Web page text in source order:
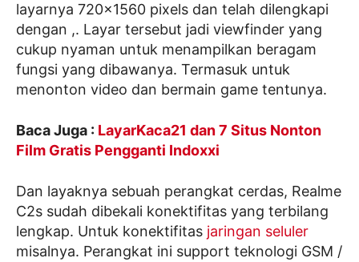
layarnya 720×1560 pixels dan telah dilengkapi
dengan ,. Layar tersebut jadi viewfinder yang
cukup nyaman untuk menampilkan beragam
fungsi yang dibawanya. Termasuk untuk
menonton video dan bermain game tentunya.
Baca Juga : LayarKaca21 dan 7 Situs Nonton
Film Gratis Pengganti Indoxxi
Dan layaknya sebuah perangkat cerdas, Realme
C2s sudah dibekali konektifitas yang terbilang
lengkap. Untuk konektifitas jaringan seluler
misalnya. Perangkat ini support teknologi GSM /